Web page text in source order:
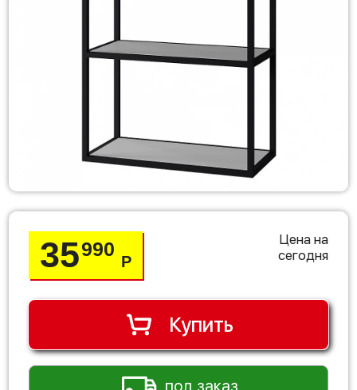
35990
Р
Цена на
сегодня
Купить
под заказ